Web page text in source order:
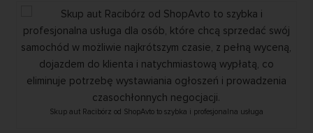
Skup aut Racibórz od ShopAvto to szybka i profesjonalna usługa